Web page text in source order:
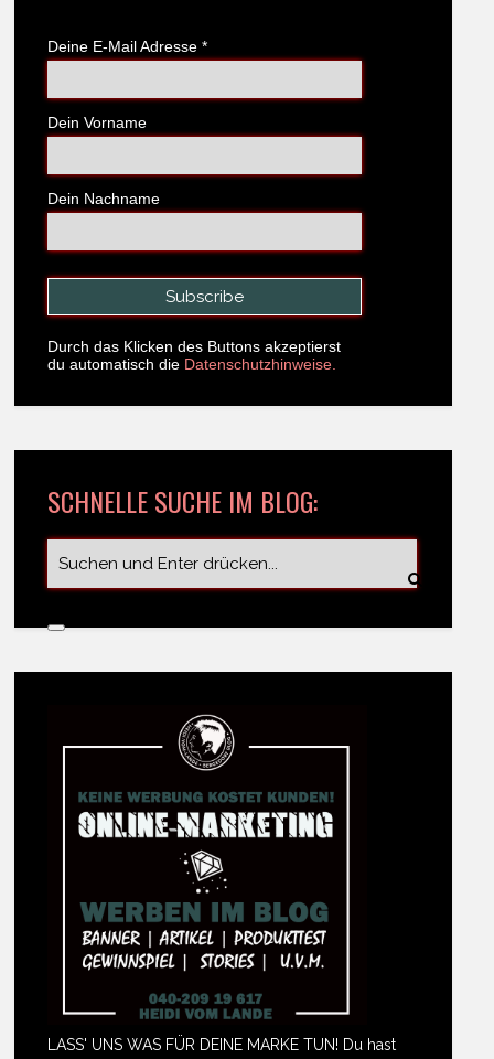
Deine E-Mail Adresse *
Dein Vorname
Dein Nachname
Durch das Klicken des Buttons akzeptierst
du automatisch die Datenschutzhinweise.
SCHNELLE SUCHE IM BLOG:
LASS' UNS WAS FÜR DEINE MARKE TUN! Du hast